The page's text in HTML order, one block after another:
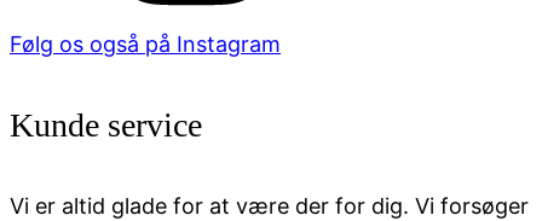
Følg os også på Instagram
Kunde service
Vi er altid glade for at være der for dig. Vi forsøger